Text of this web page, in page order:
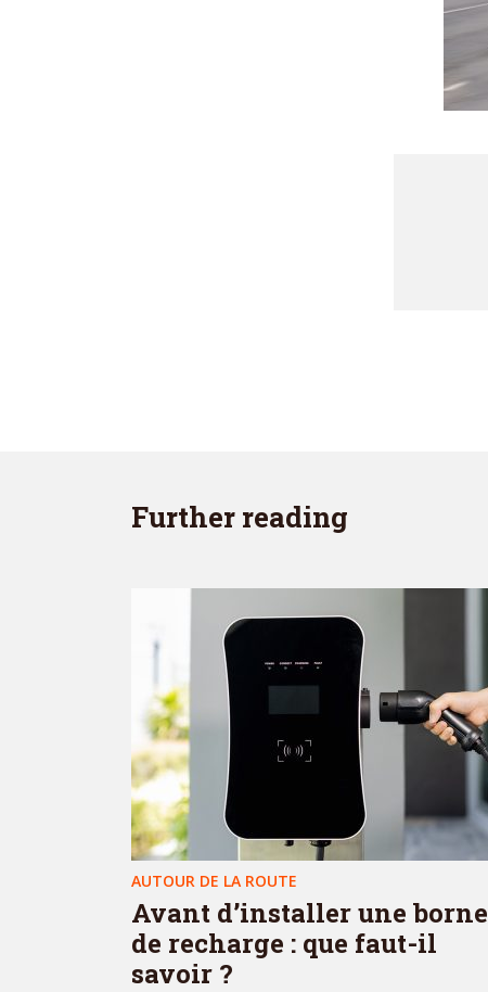
Further reading
AUTOUR DE LA ROUTE
Avant d’installer une borne
de recharge : que faut-il
savoir ?